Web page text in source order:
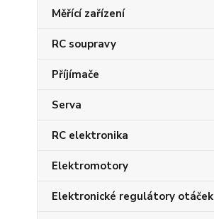
Měřící zařízení
RC soupravy
Příjímače
Serva
RC elektronika
Elektromotory
Elektronické regulátory otáček